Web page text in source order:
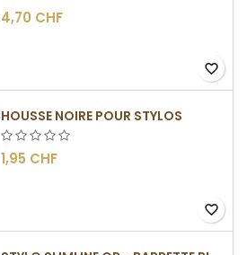
4,70 CHF
favorite_border
HOUSSE NOIRE POUR STYLOS
1,95 CHF
favorite_border